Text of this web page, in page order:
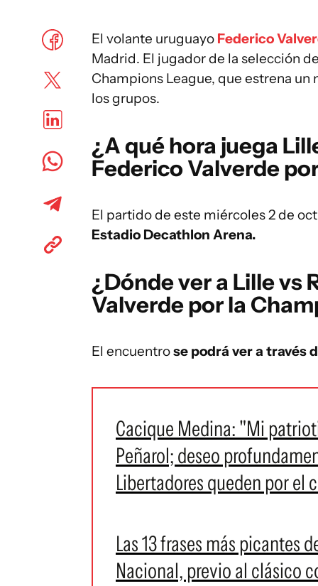
El volante uruguayo Federico
Madrid. El jugador de la selección
Champions League, que estrena un
los grupos.
¿A qué hora juega
Federico Valverde
El partido de este miércoles 2 de
Estadio Decathlon Arena.
¿Dónde ver a Lille vs
Valverde por la
El encuentrose podrá ver a través
Cacique Medina: "Mi
Peñarol; deseo
Libertadores queden por el
Las 13 frases más picantes
Nacional, previo al clásico